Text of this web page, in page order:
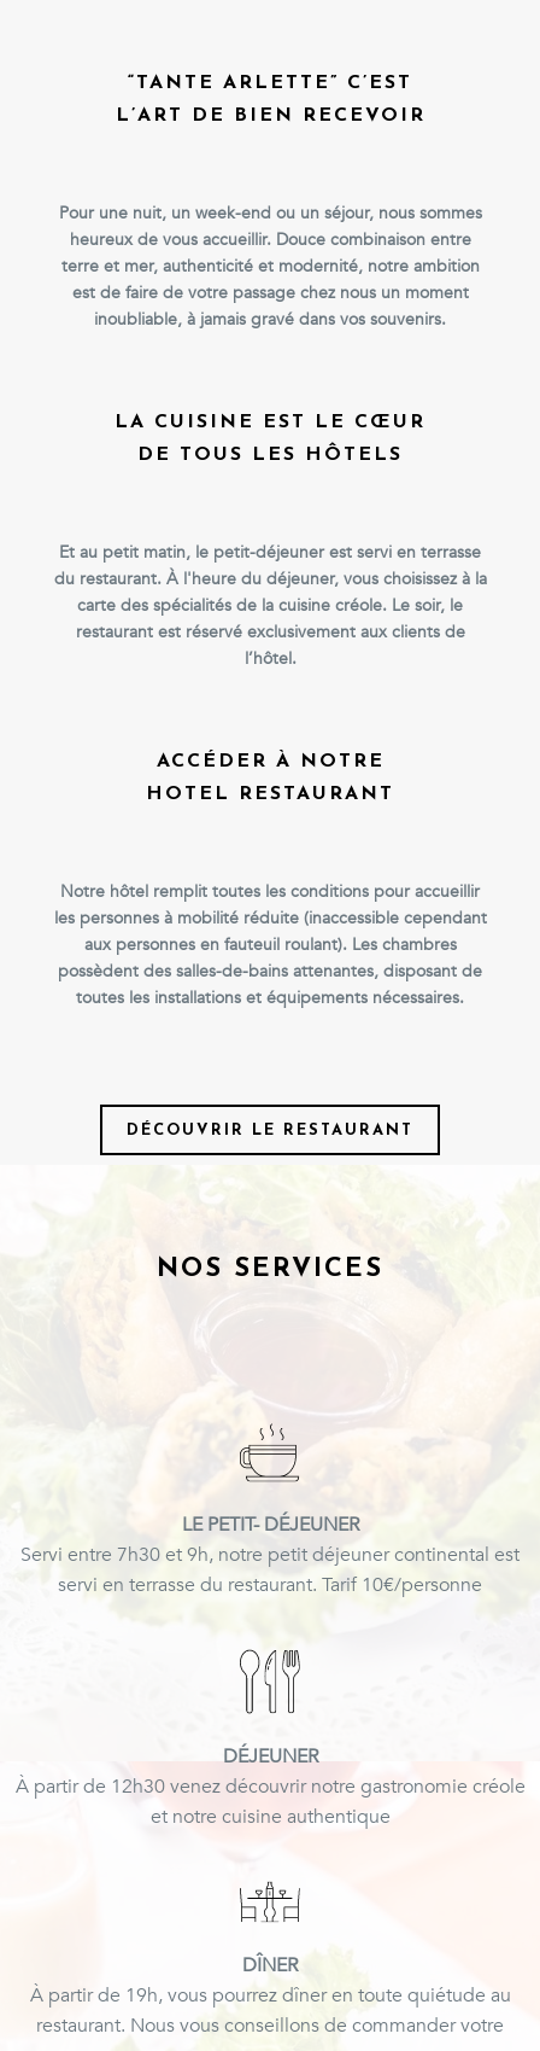
“TANTE ARLETTE” C’EST
L’ART DE BIEN RECEVOIR
Pour une nuit, un week-end ou un séjour, nous sommes
heureux de vous accueillir. Douce combinaison entre
terre et mer, authenticité et modernité, notre ambition
est de faire de votre passage chez nous un moment
inoubliable, à jamais gravé dans vos souvenirs.
LA CUISINE EST LE CŒUR
DE TOUS LES HÔTELS
Et au petit matin, le petit-déjeuner est servi en terrasse
du restaurant. À l'heure du déjeuner, vous choisissez à la
carte des spécialités de la cuisine créole. Le soir, le
restaurant est réservé exclusivement aux clients de
l’hôtel.
ACCÉDER À NOTRE
HOTEL RESTAURANT
Notre hôtel remplit toutes les conditions pour accueillir
les personnes à mobilité réduite (inaccessible cependant
aux personnes en fauteuil roulant). Les chambres
possèdent des salles-de-bains attenantes, disposant de
toutes les installations et équipements nécessaires.
DÉCOUVRIR LE RESTAURANT
NOS SERVICES
LE PETIT- DÉJEUNER
Servi entre 7h30 et 9h, notre petit déjeuner continental est
servi en terrasse du restaurant. Tarif 10€/personne
DÉJEUNER
À partir de 12h30 venez découvrir notre gastronomie créole
et notre cuisine authentique
DÎNER
À partir de 19h, vous pourrez dîner en toute quiétude au
restaurant. Nous vous conseillons de commander votre